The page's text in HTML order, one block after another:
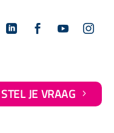
   
STEL JE VRAAG 5